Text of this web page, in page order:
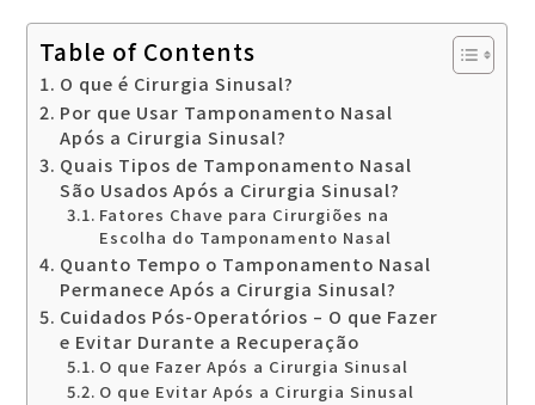
Table of Contents
O que é Cirurgia Sinusal?
Por que Usar Tamponamento Nasal
Após a Cirurgia Sinusal?
Quais Tipos de Tamponamento Nasal
São Usados Após a Cirurgia Sinusal?
Fatores Chave para Cirurgiões na
Escolha do Tamponamento Nasal
Quanto Tempo o Tamponamento Nasal
Permanece Após a Cirurgia Sinusal?
Cuidados Pós-Operatórios – O que Fazer
e Evitar Durante a Recuperação
O que Fazer Após a Cirurgia Sinusal
O que Evitar Após a Cirurgia Sinusal